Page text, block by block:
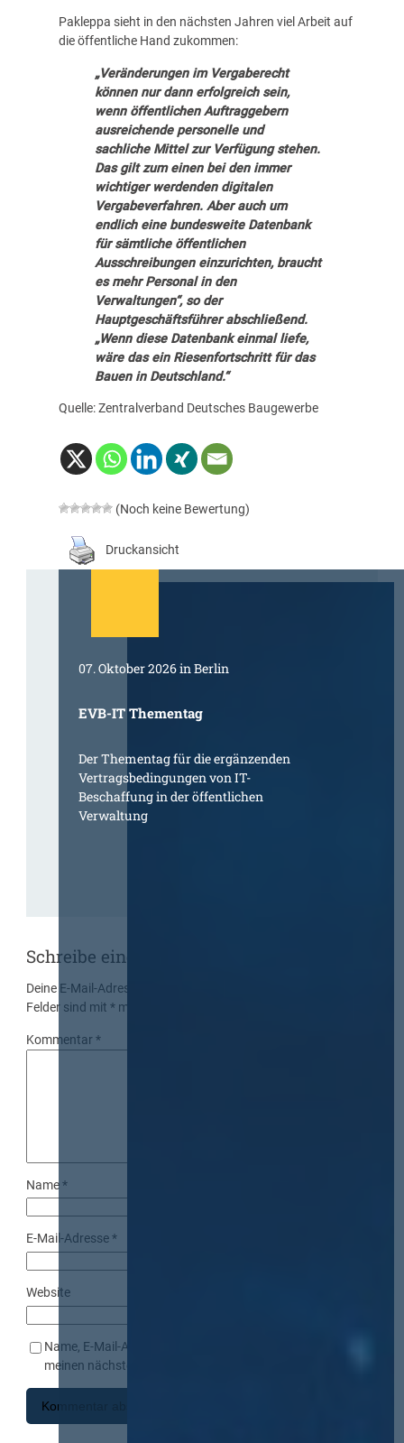
Pakleppa sieht in den nächsten Jahren viel Arbeit auf
die öffentliche Hand zukommen:
„Veränderungen im Vergaberecht
können nur dann erfolgreich sein,
wenn öffentlichen Auftraggebern
ausreichende personelle und
sachliche Mittel zur Verfügung stehen.
Das gilt zum einen bei den immer
wichtiger werdenden digitalen
Vergabeverfahren. Aber auch um
endlich eine bundesweite Datenbank
für sämtliche öffentlichen
Ausschreibungen einzurichten, braucht
es mehr Personal in den
Verwaltungen“, so der
Hauptgeschäftsführer abschließend.
„Wenn diese Datenbank einmal liefe,
wäre das ein Riesenfortschritt für das
Bauen in Deutschland.“
Quelle: Zentralverband Deutsches Baugewerbe
(Noch keine Bewertung)
Druckansicht
07. Oktober 2026 in Berlin
EVB-IT Thementag
Der Thementag für die ergänzenden
Vertragsbedingungen von IT-
Beschaffung in der öffentlichen
Verwaltung
Schreibe einen Kommentar
Deine E-Mail-Adresse wird nicht veröffentlicht.
Felder sind mit* markiert
Kommentar*
Name*
E-Mail-Adresse*
Website
Name, E-Mail-Adresse und Website in diesem Browser für
meinen nächsten Kommentar speichern.